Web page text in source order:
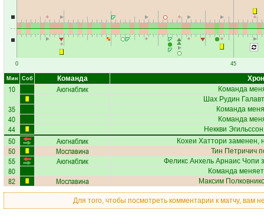
0 45
Мин Соб Команда
10 Аюгнаблик
Команда
Шах Рудин Галавт
35 Команда
40 Команда
44 Неккви Эгильссон
50 Аюгнаблик Кохеи Хаттори заменен,
50 Мославина Тин Петричич
55 Аюгнаблик Феликс Анхель Арнаис Чопи
80 Команда
82 Мославина Максим
Для того, чтобы посмотреть комментарии к матчу, вам